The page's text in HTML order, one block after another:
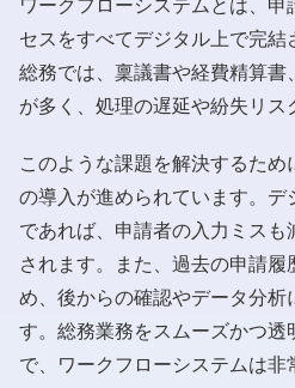
ワークフローシステムとは、申
セスをすべてデジタル上で完結
総務では、稟議書や経費精算
が多く、処理の遅延や紛失リス
このような課題を解決するため
の導入が進められています。デ
であれば、申請者の入力ミス
されます。また、過去の申請履
め、後からの確認やデータ分析
す。総務業務をスムーズかつ透
で、ワークフローシステムは非